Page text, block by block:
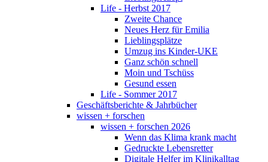
Life - Herbst 2017
Zweite Chance
Neues Herz für Emilia
Lieblingsplätze
Umzug ins Kinder-UKE
Ganz schön schnell
Moin und Tschüss
Gesund essen
Life - Sommer 2017
Geschäftsberichte & Jahrbücher
wissen + forschen
wissen + forschen 2026
Wenn das Klima krank macht
Gedruckte Lebensretter
Digitale Helfer im Klinikalltag